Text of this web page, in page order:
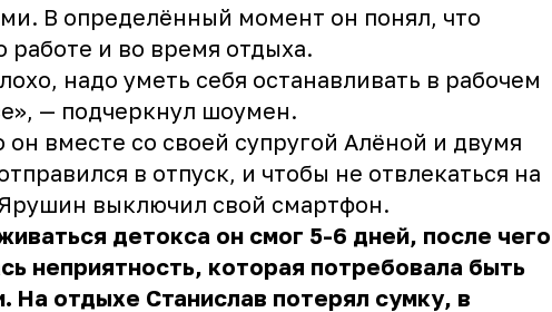
В определённый момент он понял, что
работе и во время отдыха.
надо уметь себя останавливать в рабочем
— подчеркнул шоумен.
он вместе со своей супругой Алёной и двумя
в отпуск, и чтобы не отвлекаться на
выключил свой смартфон.
детокса он смог 5-6 дней, после чего
неприятность, которая потребовала быть
На отдыхе Станислав потерял сумку, в